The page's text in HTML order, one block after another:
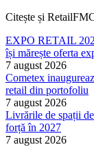
Citește și
EXPO RETAIL
își mărește oferta
7 august 2026
Cometex
retail din portofoliu
7 august 2026
Livrările de spații
forță în 2027
7 august 2026